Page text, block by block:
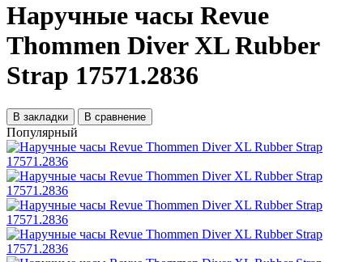
Наручные часы Revue
Thommen Diver XL Rubber
Strap 17571.2836
В закладки В сравнение
Популярный